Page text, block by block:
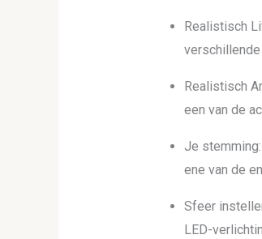
Realistisch
Realistisch
een van de
Je
ene van de
Sfeer
LED-